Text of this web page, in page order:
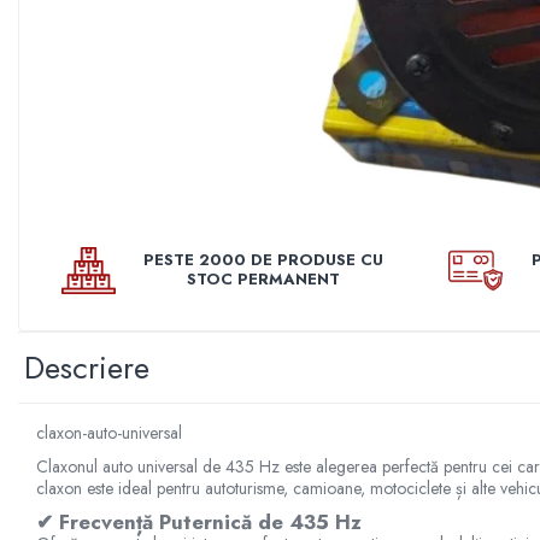
Suporti numere
Suspensi auto
Butuci volan
Cotiere
Diverse accesorii interior
Huse Volan
PESTE 2000 DE PRODUSE CU
STOC PERMANENT
Descriere
claxon-auto-universal
Claxonul auto universal de 435 Hz este alegerea perfectă pentru cei
claxon este ideal pentru autoturisme, camioane, motociclete și alte
✔ Frecvență Puternică de 435 Hz